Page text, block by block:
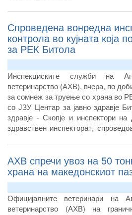
Спроведена вонредна
контрола во кујната која
за РЕК Битола
Инспекциските служби на
ветеринарство (АХВ), вчера, по
за сомнеж за труење со храна во
со ЈЗУ Центар за јавно здравје
здравје - Скопје и инспектори
здравствен инспекторат,
храна на РЕК Битола. Во
мостри од храна и брисеви од
нос на затекнати вработени лица во
АХВ спречи увоз на 50
храна на македонскиот
Официјалните ветеринари на
ветеринарство (АХВ) на